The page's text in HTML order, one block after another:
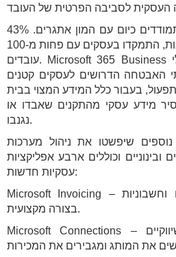
עסקים קטנים ובינוניים מתמודדים כיום עם המון אתגרים. 43%
ממתקפות הסייבר האחרונות, התמקדו בעסקים עם פחות מ-100
עובדים. Microsoft 365 Business פותח בכדי לספק את כלי
האבטחה הדרושים לעסקים קטנים
בעבור כלל המידע המצוי בבית
מידע עסקי מהתקנים שאבדו או
נגנבו.
שיפשטו את ניהול מערכות
וכוללים ארבע אפליקציות
עסקיות חדשות:
Microsoft Invoicing – המאפשר יצירת אומדנים וחשבוניות
בצורה מקצועית.
Microsoft Connections – מסייע לשלוח מיילים שיווקיים